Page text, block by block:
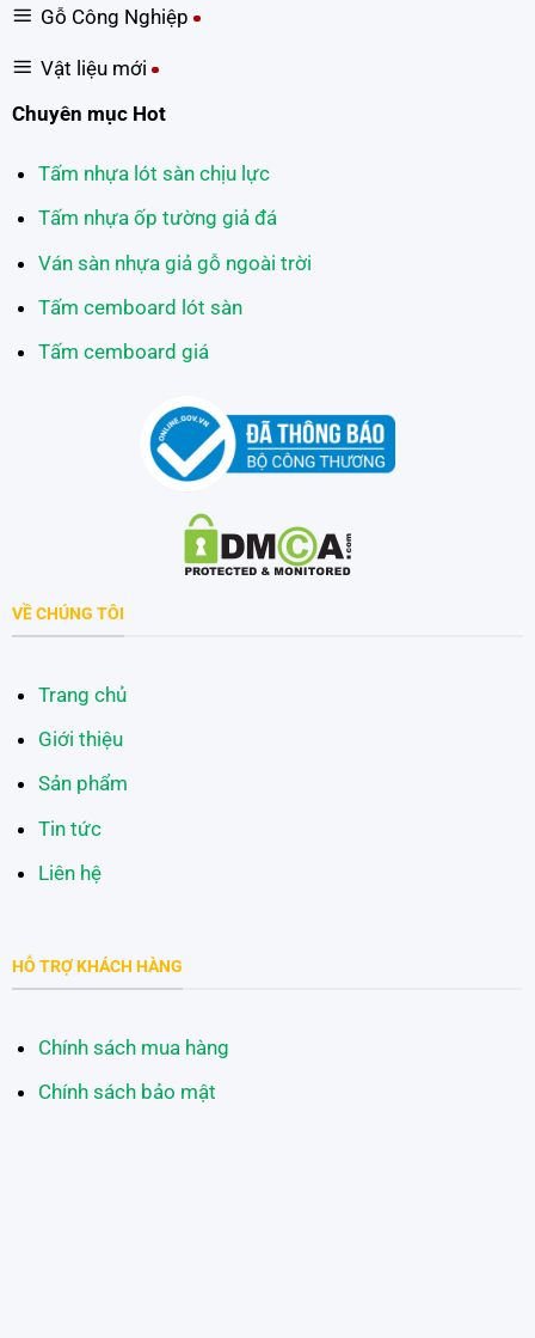
Gỗ Công Nghiệp
Vật liệu mới
Chuyên mục Hot
Tấm nhựa lót sàn chịu lực
Tấm nhựa ốp tường giả đá
Ván sàn nhựa giả gỗ ngoài trời
Tấm cemboard lót sàn
Tấm cemboard giá
VỀ CHÚNG TÔI
Trang chủ
Giới thiệu
Sản phẩm
Tin tức
Liên hệ
HỖ TRỢ KHÁCH HÀNG
Chính sách mua hàng
Chính sách bảo mật